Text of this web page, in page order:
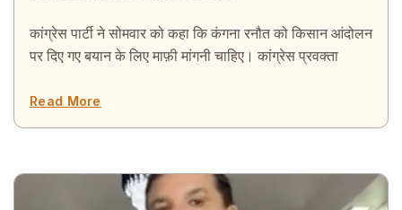
कांग्रेस पार्टी ने सोमवार को कहा कि कंगना रनौत को किसान आंदोलन
पर दिए गए बयान के लिए माफ़ी मांगनी चाहिए। कांग्रेस प्रवक्ता
Read More